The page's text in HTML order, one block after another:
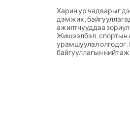
Харин ур чадварыг
дэмжих,
ажилтнууддаа
Жишээлбэл, спортын
урамшуулал олгодог.
байгууллагын нийт